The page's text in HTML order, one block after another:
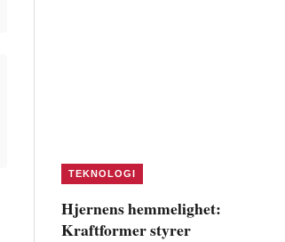
TEKNOLOGI
Hjernens hemmelighet:
Kraftformer styrer